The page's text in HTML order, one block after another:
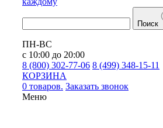
Поиск
ПН-ВС
с 10:00 до 20:00
8 (800) 302-77-06 8 (499) 348-15-11
КОРЗИНА
0 товаров. Заказать звонок
Меню